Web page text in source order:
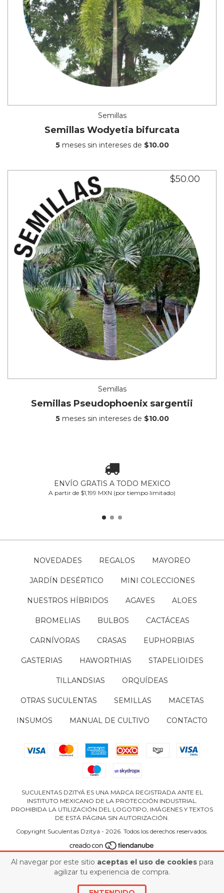
Al navegar por este sitio aceptas el uso de cookiespara
agilizar tu experiencia de compra.
Semillas
Semillas Wodyetia bifurcata
5meses sin intereses de $10.00
$50.00
Semillas
Semillas Pseudophoenix sargentii
5meses sin intereses de $10.00
ENVÍO GRATIS A TODO MEXICO
A partir de $1,199 MXN (por tiempo limitado)
NOVEDADES REGALOS MAYOREO
JARDÍN DESÉRTICO MINI COLECCIONES
NUESTROS HÍBRIDOS AGAVES ALOES
BROMELIAS BULBOS CACTÁCEAS
CARNÍVORAS CRASAS EUPHORBIAS
GASTERIAS HAWORTHIAS STAPELIOIDES
TILLANDSIAS ORQUÍDEAS
OTRAS SUCULENTAS SEMILLAS MACETAS
INSUMOS MANUAL DE CULTIVO CONTACTO
SUCULENTAS DZITYÁ ES UNA MARCA REGISTRADA ANTE EL
INSTITUTO MEXICANO DE LA PROTECCIÓN INDUSTRIAL.
PROHIBIDA LA UTILIZACIÓN DEL LOGOTIPO, IMÁGENES Y TEXTOS
DE ESTÁ PÁGINA SIN AUTORIZACIÓN.
Copyright Suculentas Dzityá - 2026. Todos los derechos reservados.